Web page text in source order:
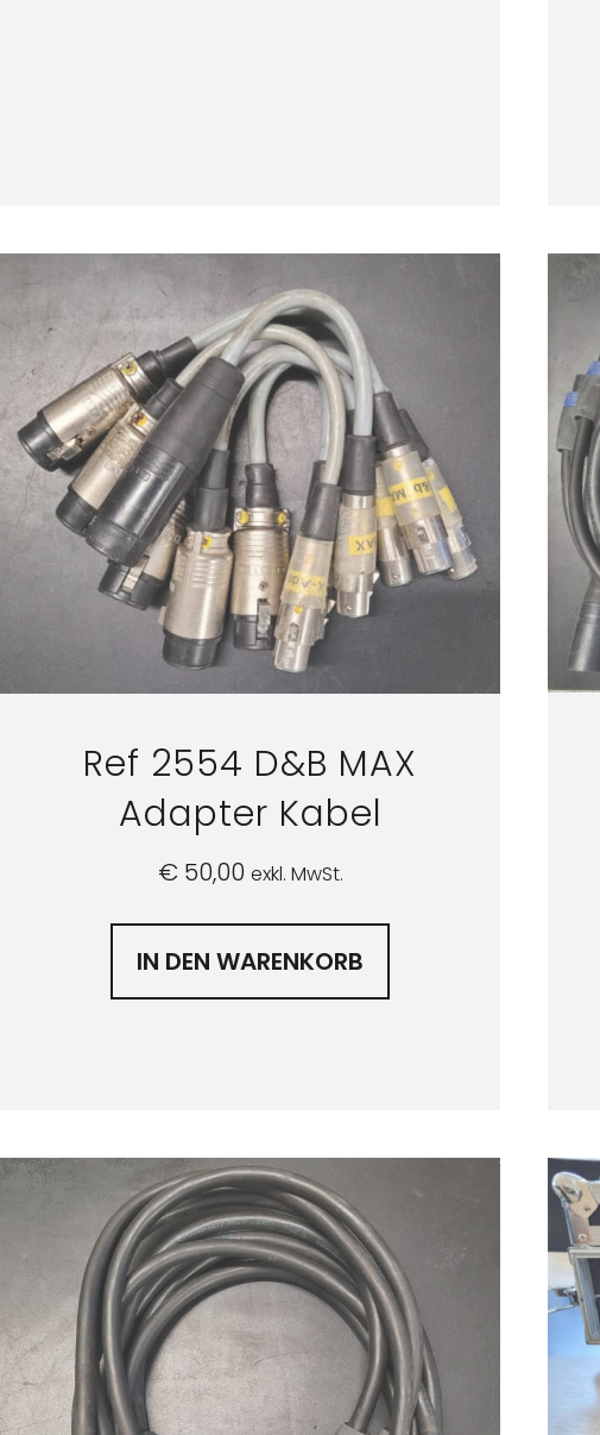
Ref 2554 D&B MAX
Adapter Kabel
€50,00 exkl. MwSt.
IN DEN WARENKORB